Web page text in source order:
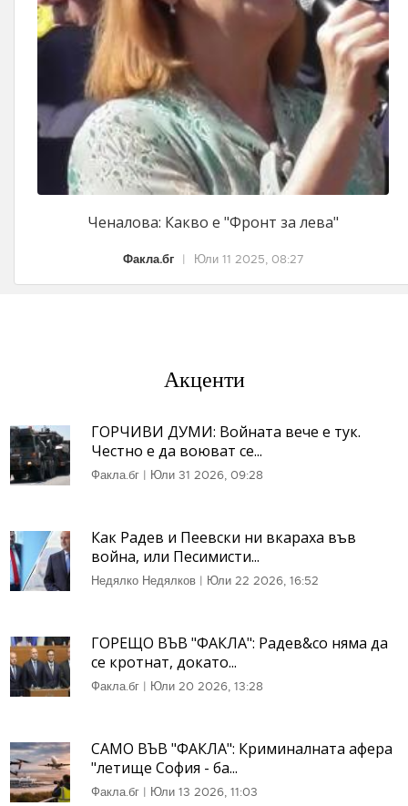
Ченалова: Какво е "Фронт за лева"
Факла.бг | Юли 11 2025, 08:27
Акценти
ГОРЧИВИ ДУМИ: Войната вече е тук.
Честно е да воюват се...
Факла.бг | Юли 31 2026, 09:28
Как Радев и Пеевски ни вкараха във
война, или Песимисти...
Недялко Недялков | Юли 22 2026, 16:52
ГОРЕЩО ВЪВ "ФАКЛА": Радев&co няма да
се кротнат, докато...
Факла.бг | Юли 20 2026, 13:28
САМО ВЪВ "ФАКЛА": Криминалната афера
"летище София - ба...
Факла.бг | Юли 13 2026, 11:03